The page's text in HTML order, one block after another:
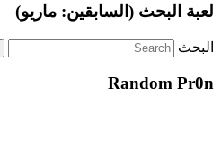
لعبة البحث (السابقين: ماريو)
البحث
Random Pr0n